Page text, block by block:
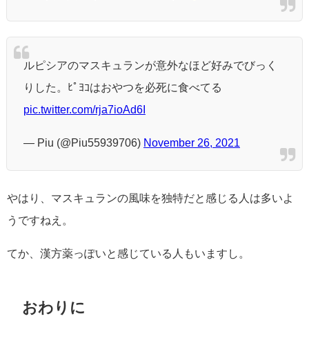
ルピシアのマスキュランが意外なほど好みでびっく
りした。ﾋﾟﾖｺはおやつを必死に食べてる
pic.twitter.com/rja7ioAd6I
— Piu (@Piu55939706) November 26, 2021
やはり、マスキュランの風味を独特だと感じる人は多いよ
うですねえ。
てか、漢方薬っぽいと感じている人もいますし。
おわりに